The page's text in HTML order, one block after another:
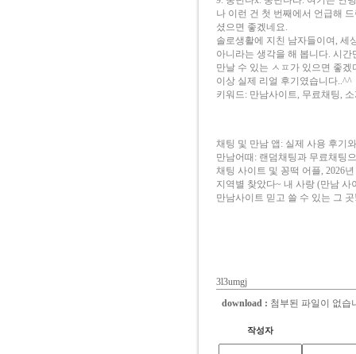
나 이런 건 첫 번째에서 언급해
셨으면 좋겠네요.
솔로생활에 지친 남자들이여, 세
아니라는 생각을 해 봅니다. 시
만날 수 있는 ㅅㅍ가 있으면 좋
이상 실제 리얼 후기였습니다..^^
키워드: 만남사이트, 무료채팅,
채팅 및 만남 앱: 실제 사용 후기
만남어때: 랜덤채팅과 무료채팅
채팅 사이트 및 꽁떡 어플, 2026
지역별 찾았다~ 내 사랑 (만남 사
만남사이트 믿고 쓸 수 있는 그
3l3umgj
download : 첨부된 파일이 없습
작성자